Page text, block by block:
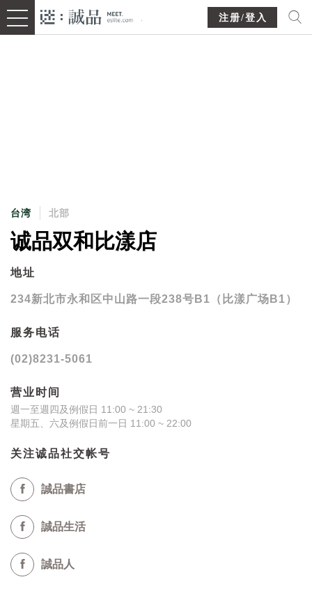
注册/登入
台湾 北部
诚品双和比漾店
地址
234新北市永和区中山路一段238号B1（比漾广场B1）
服务电话
(02)8231-5061
营业时间
週一至週四及例假日 11:00 ~ 21:30
星期五、六及例假日前一日 11:00 ~ 22:00
关注诚品社交帐号
誠品書店
誠品生活
誠品人